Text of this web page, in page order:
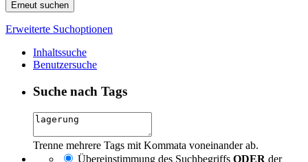
Erneut suchen
Erweiterte Suchoptionen
Inhaltssuche
Benutzersuche
Suche nach Tags
Trenne mehrere Tags mit Kommata voneinander ab.
Übereinstimmung des Suchbegriffs ODER der